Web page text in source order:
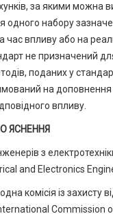
за якими можна
одного набору
час впливу або на
не призначений
поданих у
на доповнення
впливу.
ЯСНЕННЯ
з
and Electronics
комісія із захисту
Commission